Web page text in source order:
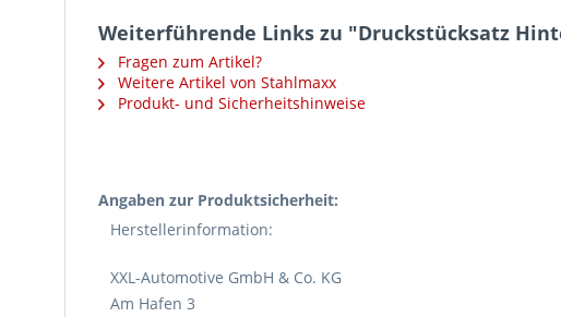
Weiterführende Links zu "Druckstücksatz
Fragen zum Artikel?
Weitere Artikel von Stahlmaxx
Produkt- und Sicherheitshinweise
Angaben zur Produktsicherheit:
Herstellerinformation:
XXL-Automotive GmbH & Co. KG
Am Hafen 3